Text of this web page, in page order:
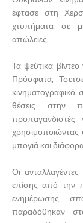
έφτασε στη
χτυπήματα σε
απώλειες.
Τα ψεύτικα
Πρόσφατα,
κινηματογραφικό
θέσεις στην
προπαγανδιστές
μπογιά και
Οι
επίσης από την
ενημέρωσης
παραδόθηκαν